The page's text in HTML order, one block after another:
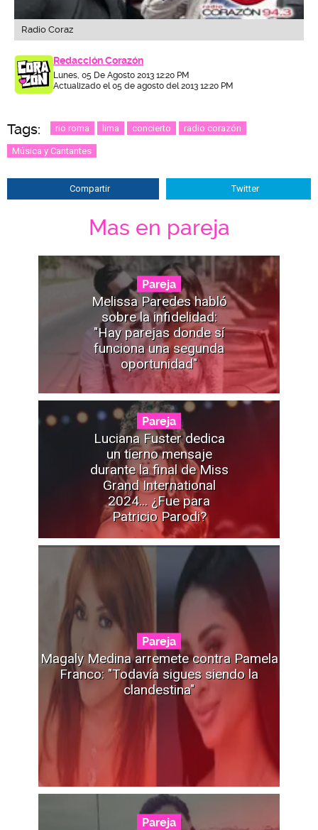
Radio Coraz
Redacción Corazón
Lunes, 05 De Agosto 2013 12:20 PM
Actualizado el 05 de agosto del 2013 12:20 PM
Tags: rio roma lima concierto radio corazón
Música y Cantantes
Compartir Twitter
Mas en pareja
Pareja
Melissa Paredes habló
sobre la infidelidad:
"Hay parejas donde sí
funciona una segunda
oportunidad"
Pareja
Luciana Fuster dedica
un tierno mensaje
durante la final de Miss
Grand International
2024... ¿Fue para
Patricio Parodi?
Pareja
Magaly Medina arremete contra Pamela
Franco: "Todavía sigues siendo la
clandestina"
Pareja